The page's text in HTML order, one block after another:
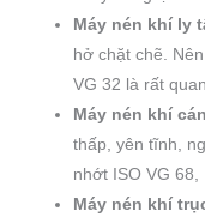
Máy nén khí ly
hở chặt chẽ.
VG 32 là rất
Máy nén khí
thấp, yên tĩnh,
nhớt ISO VG
Máy nén khí